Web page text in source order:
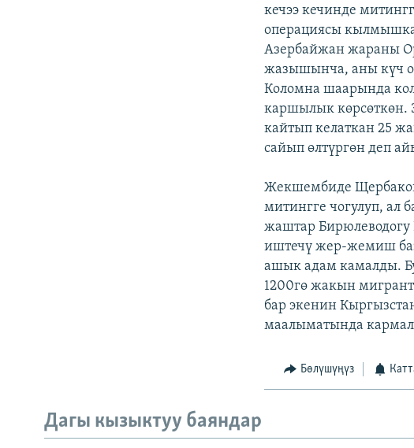
кечээ кечинде
операциясы
Азербайжан жараны
жазышынча, аны күч
Коломна шаарында
каршылык көрсөткөн.
кайтып келаткан 25
сайып өлтүргөн деп
Жекшембиде
митингге чогулуп, ал
жаштар Бирюлеводогу
иштечү жер-жемиш
ашык адам камалды.
1200гө жакын
бар экенин
маалыматында
Бөлүшүңүз
Дагы кызыктуу баяндар